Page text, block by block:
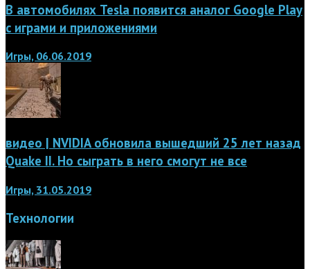
В автомобилях Tesla появится аналог Google Play
с играми и приложениями
Игры, 06.06.2019
видео | NVIDIA обновила вышедший 25 лет назад
Quake II. Но сыграть в него смогут не все
Игры, 31.05.2019
Технологии